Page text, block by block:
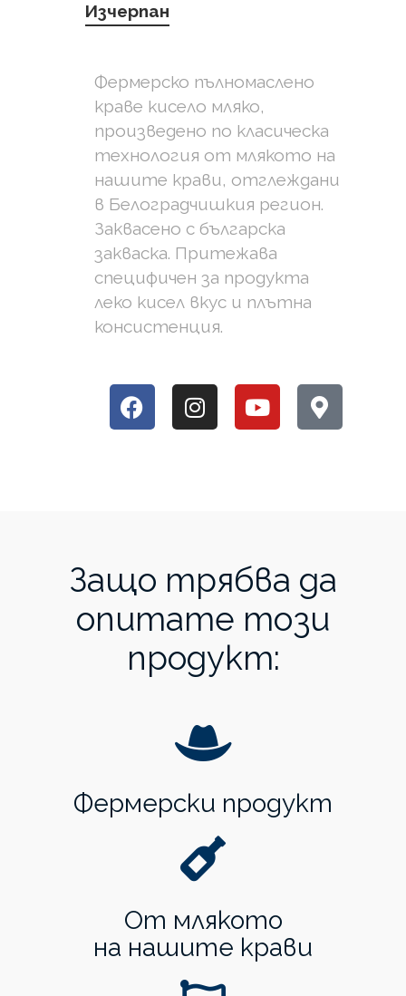
Изчерпан
Фермерско пълномаслено
краве кисело мляко,
произведено по класическа
технология от млякото на
нашите крави, отглеждани
в Белоградчишкия регион.
Заквасено с българска
закваска. Притежава
специфичен за продукта
леко кисел вкус и плътна
консистенция.
Защо трябва да
опитате този
продукт:
Фермерски продукт
От млякото
на нашите крави